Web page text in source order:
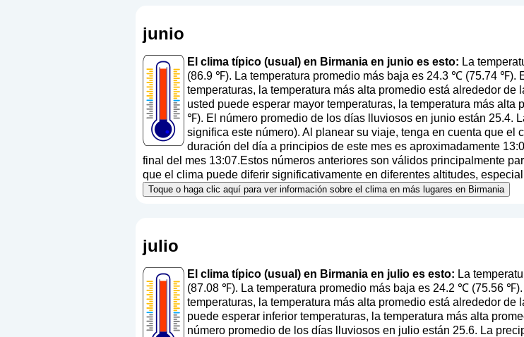
junio
El clima típico (usual) en Birmania en junio es esto: La
(86.9 ℉). La temperatura promedio más baja es 24.3 ℃ (75.74 ℉).
temperaturas, la temperatura más alta promedio está alrededor
usted puede esperar mayor temperaturas, la temperatura más
℉). El número promedio de los días lluviosos en junio están 25.4.
significa este número). Al planear su viaje, tenga en cuenta que el
duración del día a principios de este mes es aproximadamente
final del mes 13:07.Estos números anteriores son válidos principalmente
que el clima puede diferir significativamente en diferentes altitudes,
Toque o haga clic aquí para ver información sobre el clima en más lugares en Birmania
julio
El clima típico (usual) en Birmania en julio es esto: La
(87.08 ℉). La temperatura promedio más baja es 24.2 ℃ (75.56
temperaturas, la temperatura más alta promedio está alrededor
puede esperar inferior temperaturas, la temperatura más alta
número promedio de los días lluviosos en julio están 25.6. La